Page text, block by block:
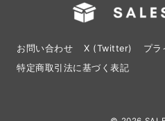
お問い合わせ X (Twitter)
プラ
特定商取引法に基づく表記